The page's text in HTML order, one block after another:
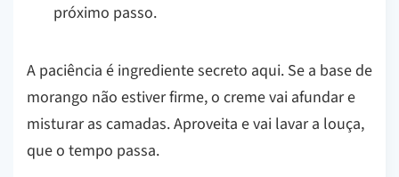
próximo passo.
A paciência é ingrediente secreto aqui. Se a base de
morango não estiver firme, o creme vai afundar e
misturar as camadas. Aproveita e vai lavar a louça,
que o tempo passa.